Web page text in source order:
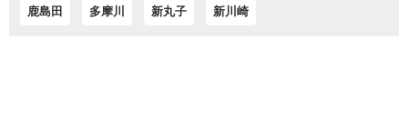
鹿島田 多摩川 新丸子 新川崎